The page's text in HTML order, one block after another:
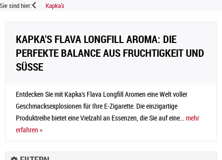
Sie sind hier: Kapka's
KAPKA'S FLAVA LONGFILL AROMA: DIE
PERFEKTE BALANCE AUS FRUCHTIGKEIT UND
SÜSSE
Entdecken Sie mit Kapka's Flava Longfill Aromen eine Welt voller
Geschmacksexplosionen für Ihre E-Zigarette. Die einzigartige
Produktreihe bietet eine Vielzahl an Essenzen, die Sie auf eine... mehr
erfahren »